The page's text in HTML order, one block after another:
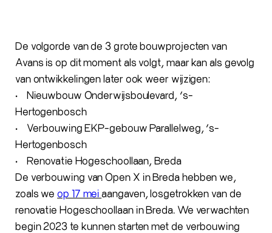
De volgorde van de 3 grote bouwprojecten van
Avans is op dit moment als volgt, maar kan als gevolg
van ontwikkelingen later ook weer wijzigen:
• Nieuwbouw Onderwijsboulevard, ‘s-
Hertogenbosch
• Verbouwing EKP-gebouw Parallelweg, ‘s-
Hertogenbosch
• Renovatie Hogeschoollaan, Breda
De verbouwing van Open X in Breda hebben we,
zoals weop 17 meiaangaven, losgetrokken van de
renovatie Hogeschoollaan in Breda. We verwachten
begin 2023 te kunnen starten met de verbouwing